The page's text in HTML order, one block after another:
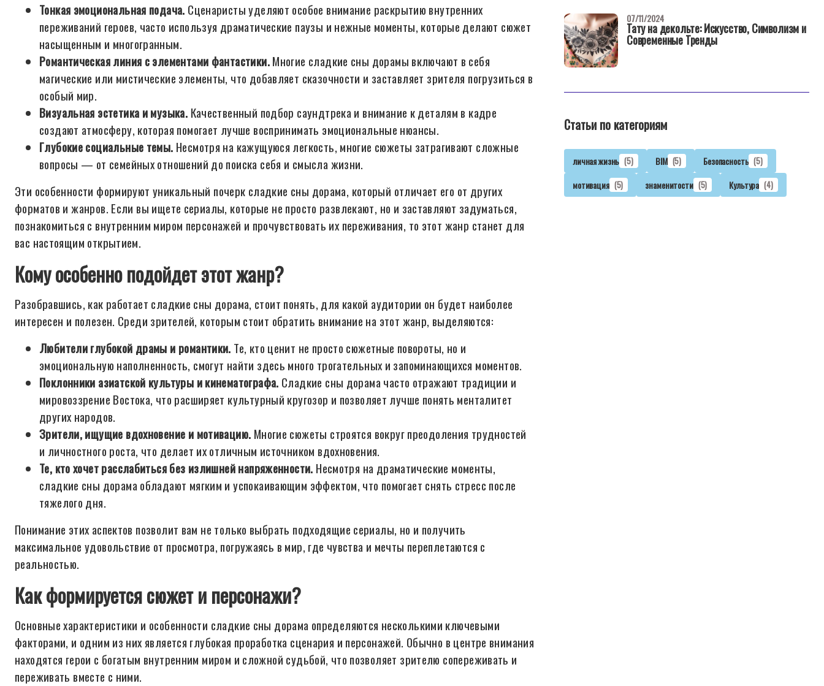
Тонкая эмоциональная подача. Сценаристы уделяют особое внимание раскрытию внутренних
переживаний героев, часто используя драматические паузы и нежные моменты, которые делают сюжет
насыщенным и многогранным.
Романтическая линия с элементами фантастики.Многие сладкие сны дорамы включают в себя
магические или мистические элементы, что добавляет сказочности и заставляет зрителя погрузиться в
особый мир.
Визуальная эстетика и музыка. Качественный подбор саундтрека и внимание к деталям в кадре
создают атмосферу, которая помогает лучше воспринимать эмоциональные нюансы.
Глубокие социальные темы. Несмотря на кажущуюся легкость, многие сюжеты затрагивают сложные
вопросы — от семейных отношений до поиска себя и смысла жизни.
Эти особенности формируют уникальный почерк сладкие сны дорама, который отличает его от других
форматов и жанров. Если вы ищете сериалы, которые не просто развлекают, но и заставляют задуматься,
познакомиться с внутренним миром персонажей и прочувствовать их переживания, то этот жанр станет для
вас настоящим открытием.
Кому особенно подойдет этот жанр?
Разобравшись, как работает сладкие сны дорама, стоит понять, для какой аудитории он будет наиболее
интересен и полезен. Среди зрителей, которым стоит обратить внимание на этот жанр, выделяются:
Любители глубокой драмы и романтики. Те, кто ценит не просто сюжетные повороты, но и
эмоциональную наполненность, смогут найти здесь много трогательных и запоминающихся моментов.
Поклонники азиатской культуры и кинематографа. Сладкие сны дорама часто отражают традиции и
мировоззрение Востока, что расширяет культурный кругозор и позволяет лучше понять менталитет
других народов.
Зрители, ищущие вдохновение и мотивацию. Многие сюжеты строятся вокруг преодоления трудностей
и личностного роста, что делает их отличным источником вдохновения.
Те, кто хочет расслабиться без излишней напряженности. Несмотря на драматические моменты,
сладкие сны дорама обладают мягким и успокаивающим эффектом, что помогает снять стресс после
тяжелого дня.
Понимание этих аспектов позволит вам не только выбрать подходящие сериалы, но и получить
максимальное удовольствие от просмотра, погружаясь в мир, где чувства и мечты переплетаются с
реальностью.
Как формируется сюжет и персонажи?
Основные характеристики и особенности сладкие сны дорама определяются несколькими ключевыми
факторами, и одним из них является глубокая проработка сценария и персонажей. Обычно в центре внимания
находятся герои с богатым внутренним миром и сложной судьбой, что позволяет зрителю сопереживать и
переживать вместе с ними.
Тату на декольте: Искусство, Символизм и
Современные Тренды
07/11/2024
Статьи по категориям
личная жизнь (5) BIM (5) Безопасность (5)
мотивация (5) знаменитости (5) Культура (4)